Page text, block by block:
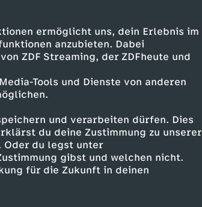
ermöglicht uns, dein Erlebnis im
anzubieten. Dabei
ZDF Streaming, der ZDFheute und
Tools und Dienste von anderen
und verarbeiten dürfen. Dies
du deine Zustimmung zu unserer
Oder du legst unter
gibst und welchen nicht.
für die Zukunft in deinen
Das ZDF